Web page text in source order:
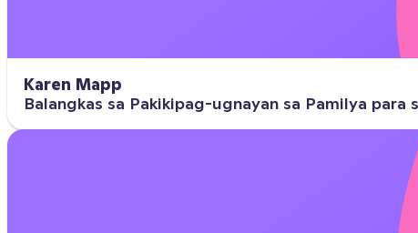
Karen Mapp
Balangkas sa Pakikipag-ugnayan sa Pamilya para